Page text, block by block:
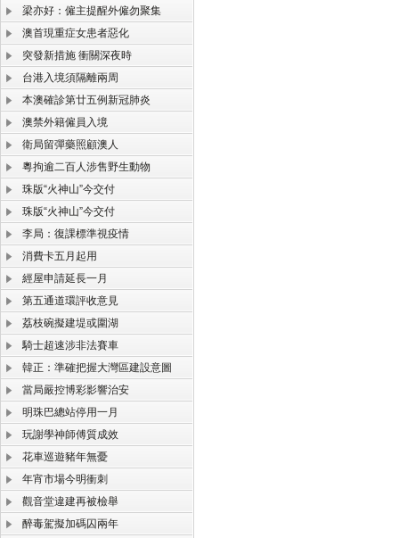
梁亦好：僱主提醒外僱勿聚集
澳首現重症女患者惡化
突發新措施 衝關深夜時
台港入境須隔離兩周
本澳確診第廿五例新冠肺炎
澳禁外籍僱員入境
衛局留彈藥照顧澳人
粵拘逾二百人涉售野生動物
珠版“火神山”今交付
珠版“火神山”今交付
李局：復課標準視疫情
消費卡五月起用
經屋申請延長一月
第五通道環評收意見
荔枝碗擬建堤或圍湖
騎士超速涉非法賽車
韓正：準確把握大灣區建設意圖
當局嚴控博彩影響治安
明珠巴總站停用一月
玩謝學神師傅質成效
花車巡遊豬年無憂
年宵市場今明衝刺
觀音堂違建再被檢舉
醉毒駕擬加碼囚兩年